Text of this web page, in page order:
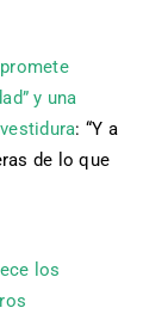
y una
: “Y a
de lo que
los